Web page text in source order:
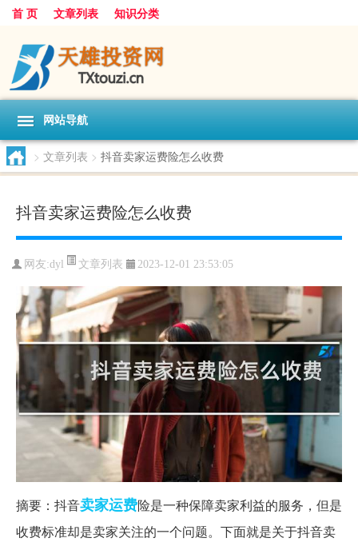
首 页 文章列表 知识分类
网站导航
> 文章列表 > 抖音卖家运费险怎么收费
抖音卖家运费险怎么收费
网友:dyl 文章列表 2023-12-01 23:53:05
摘要：抖音卖家运费险是一种保障卖家利益的服务，但是
收费标准却是卖家关注的一个问题。下面就是关于抖音卖